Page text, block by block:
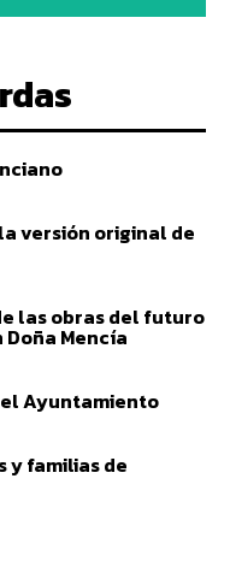
versión original de
las obras del futuro
Mencía
Ayuntamiento
y familias de